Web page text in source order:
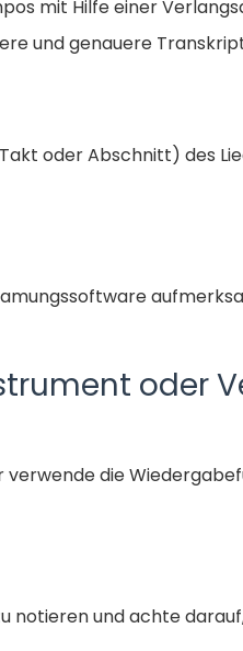
mit Hilfe einer
und genauere
oder Abschnitt) des
oder
die
notieren und achte